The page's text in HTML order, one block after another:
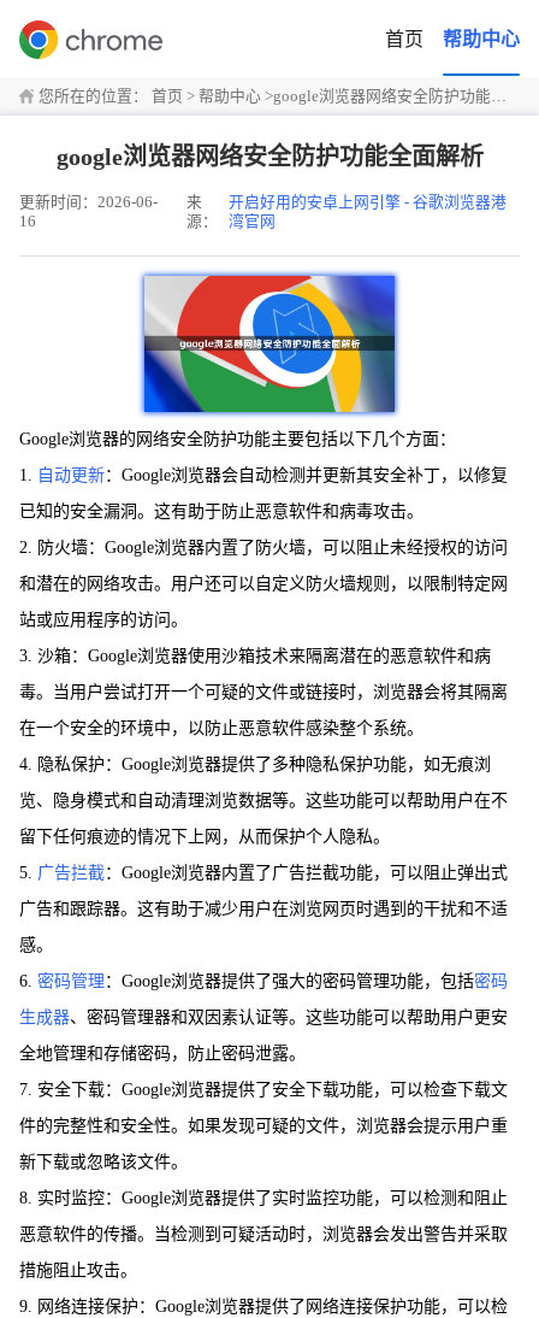
首页 帮助中心
您所在的位置： 首页 > 帮助中心 >google浏览器网络安全防护功能全面解析
google浏览器网络安全防护功能全面解析
更新时间：2026-06-
16
来
源：
开启好用的安卓上网引擎 - 谷歌浏览器港
湾官网
Google浏览器的网络安全防护功能主要包括以下几个方面：
1. 自动更新：Google浏览器会自动检测并更新其安全补丁，以修复
已知的安全漏洞。这有助于防止恶意软件和病毒攻击。
2. 防火墙：Google浏览器内置了防火墙，可以阻止未经授权的访问
和潜在的网络攻击。用户还可以自定义防火墙规则，以限制特定网
站或应用程序的访问。
3. 沙箱：Google浏览器使用沙箱技术来隔离潜在的恶意软件和病
毒。当用户尝试打开一个可疑的文件或链接时，浏览器会将其隔离
在一个安全的环境中，以防止恶意软件感染整个系统。
4. 隐私保护：Google浏览器提供了多种隐私保护功能，如无痕浏
览、隐身模式和自动清理浏览数据等。这些功能可以帮助用户在不
留下任何痕迹的情况下上网，从而保护个人隐私。
5. 广告拦截：Google浏览器内置了广告拦截功能，可以阻止弹出式
广告和跟踪器。这有助于减少用户在浏览网页时遇到的干扰和不适
感。
6. 密码管理 ：Google浏览器提供了强大的密码管理功能，包括密码
生成器、密码管理器和双因素认证等。这些功能可以帮助用户更安
全地管理和存储密码，防止密码泄露。
7. 安全下载：Google浏览器提供了安全下载功能，可以检查下载文
件的完整性和安全性。如果发现可疑的文件，浏览器会提示用户重
新下载或忽略该文件。
8. 实时监控：Google浏览器提供了实时监控功能，可以检测和阻止
恶意软件的传播。当检测到可疑活动时，浏览器会发出警告并采取
措施阻止攻击。
9. 网络连接保护：Google浏览器提供了网络连接保护功能，可以检